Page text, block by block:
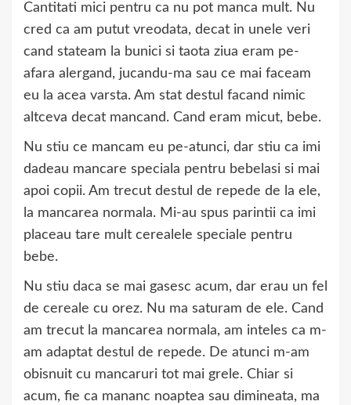
Cantitati mici pentru ca nu pot manca mult. Nu
cred ca am putut vreodata, decat in unele veri
cand stateam la bunici si taota ziua eram pe-
afara alergand, jucandu-ma sau ce mai faceam
eu la acea varsta. Am stat destul facand nimic
altceva decat mancand. Cand eram micut, bebe.
Nu stiu ce mancam eu pe-atunci, dar stiu ca imi
dadeau mancare speciala pentru bebelasi si mai
apoi copii. Am trecut destul de repede de la ele,
la mancarea normala. Mi-au spus parintii ca imi
placeau tare mult cerealele speciale pentru
bebe.
Nu stiu daca se mai gasesc acum, dar erau un fel
de cereale cu orez. Nu ma saturam de ele. Cand
am trecut la mancarea normala, am inteles ca m-
am adaptat destul de repede. De atunci m-am
obisnuit cu mancaruri tot mai grele. Chiar si
acum, fie ca mananc noaptea sau dimineata, ma